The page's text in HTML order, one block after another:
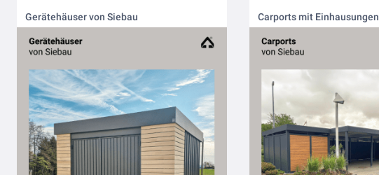
Gerätehäuser von Siebau Carports mit Einhausungen